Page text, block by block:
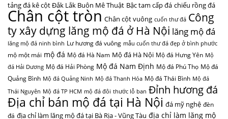
tảng đá kê cột Đắk Lắk Buôn Mê Thuật Bậc tam cấp đá chiếu rồng đá
Chân cột tròn Chân cột vuông cuốn thư đá Công
ty xây dựng lăng mộ đá ở Hà Nội lăng mộ đá
lăng mộ đá ninh bình Lư hương đá vuông mẫu cuốn thư đá đẹp ở bình phước
mộ một mái mộ đá Mộ đá Hà Nam Mộ đá Hà Nội Mộ đá Hưng Yên Mộ
đá Hải Dương Mộ đá Hải Phòng Mộ đá Nam Định Mộ đá Phú Thọ Mộ đá
Quảng Bình Mộ đá Quảng Ninh Mộ đá Thanh Hóa Mộ đá Thái Bình Mộ đá
Thái Nguyên Mộ đá TP HCM mộ đá đôi thước lỗ ban Đỉnh hương đá
Địa chỉ bán mộ đá tại Hà Nội đá mỹ nghệ đèn
đá địa chỉ làm lăng mộ đá tại Bà Rịa - Vũng Tàu địa chỉ làm lăng mộ